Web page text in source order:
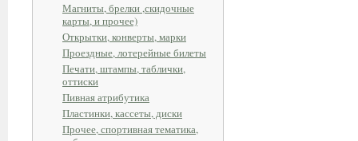
Магниты, брелки ,скидочные
карты, и прочее)
Открытки, конверты, марки
Проездные, лотерейные билеты
Печати, штампы, таблички,
оттиски
Пивная атрибутика
Пластинки, кассеты, диски
Прочее, спортивная тематика,